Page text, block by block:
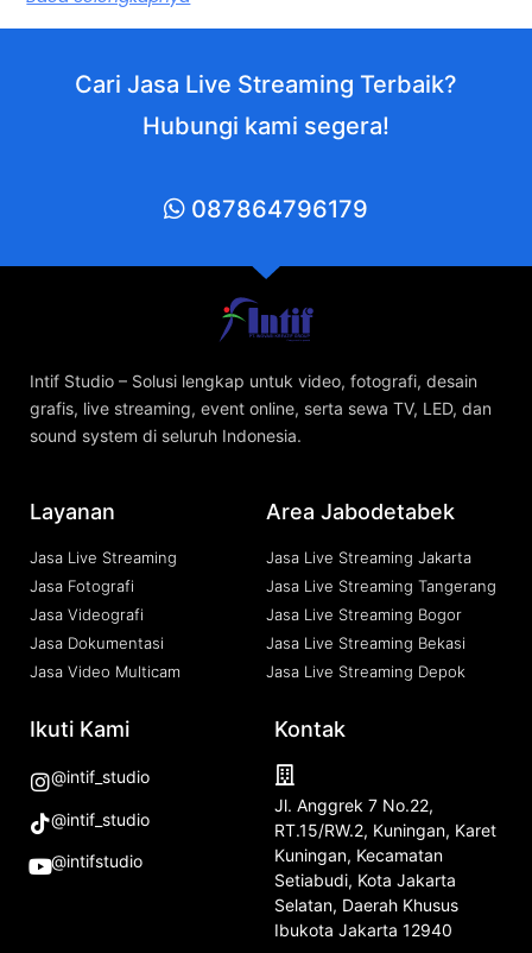
Cari Jasa Live Streaming Terbaik?
Hubungi kami segera!
087864796179
Intif Studio – Solusi lengkap untuk video, fotografi, desain
grafis, live streaming, event online, serta sewa TV, LED, dan
sound system di seluruh Indonesia.
Layanan
Jasa Live Streaming
Jasa Fotografi
Jasa Videografi
Jasa Dokumentasi
Jasa Video Multicam
Area Jabodetabek
Jasa Live Streaming Jakarta
Jasa Live Streaming Tangerang
Jasa Live Streaming Bogor
Jasa Live Streaming Bekasi
Jasa Live Streaming Depok
Ikuti Kami
@intif_studio
@intif_studio
@intifstudio
Kontak
Jl. Anggrek 7 No.22,
RT.15/RW.2, Kuningan, Karet
Kuningan, Kecamatan
Setiabudi, Kota Jakarta
Selatan, Daerah Khusus
Ibukota Jakarta 12940